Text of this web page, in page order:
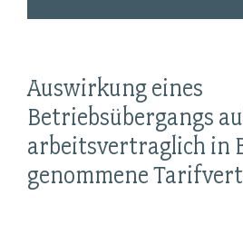
Auswirkung eines
Betriebsübergangs
arbeitsvertraglich in
genommene